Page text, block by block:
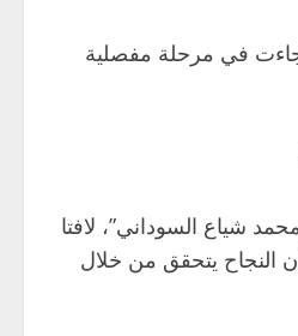
جاءت في مرحلة مفصلية
شياع السوداني”، لافتا
النجاح يتحقق من خلال